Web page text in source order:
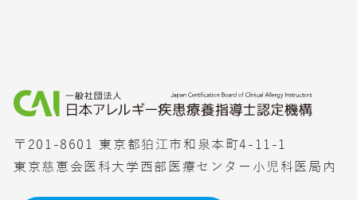
〒201-8601 東京都狛江市和泉本町4-11-1
東京慈恵会医科大学西部医療センター小児科医局内